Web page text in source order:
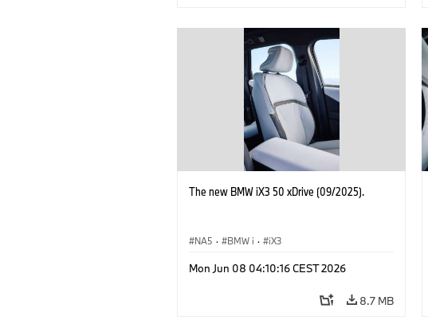
The new BMW iX3 50 xDrive (09/2025).
NA5 · BMW i · iX3
Mon Jun 08 04:10:16 CEST 2026
8.7 MB